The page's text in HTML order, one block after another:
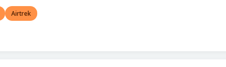
Airtrek